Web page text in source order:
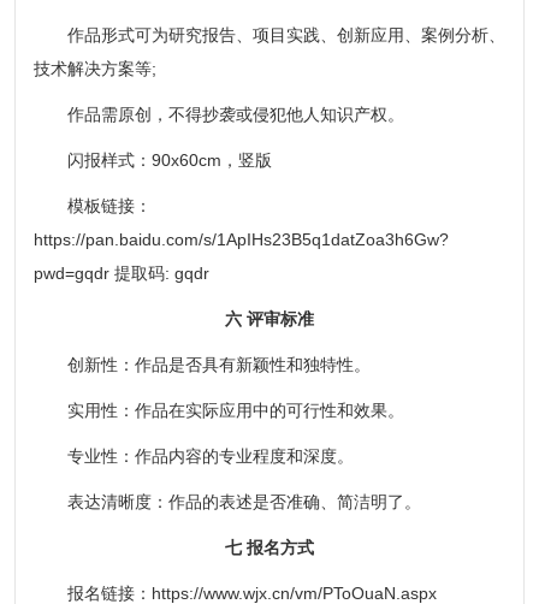
作品形式可为研究报告、项目实践、创新应用、案例分析、
技术解决方案等;
作品需原创，不得抄袭或侵犯他人知识产权。
闪报样式：90x60cm，竖版
模板链接：
https://pan.baidu.com/s/1ApIHs23B5q1datZoa3h6Gw?
pwd=gqdr 提取码: gqdr
六 评审标准
创新性：作品是否具有新颖性和独特性。
实用性：作品在实际应用中的可行性和效果。
专业性：作品内容的专业程度和深度。
表达清晰度：作品的表述是否准确、简洁明了。
七 报名方式
报名链接：https://www.wjx.cn/vm/PToOuaN.aspx